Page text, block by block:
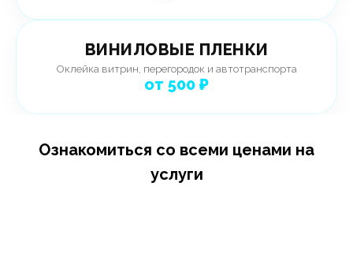
ВИНИЛОВЫЕ ПЛЕНКИ
Оклейка витрин, перегородок и автотранспорта
от 500 ₽
Ознакомиться со всеми ценами на
услуги